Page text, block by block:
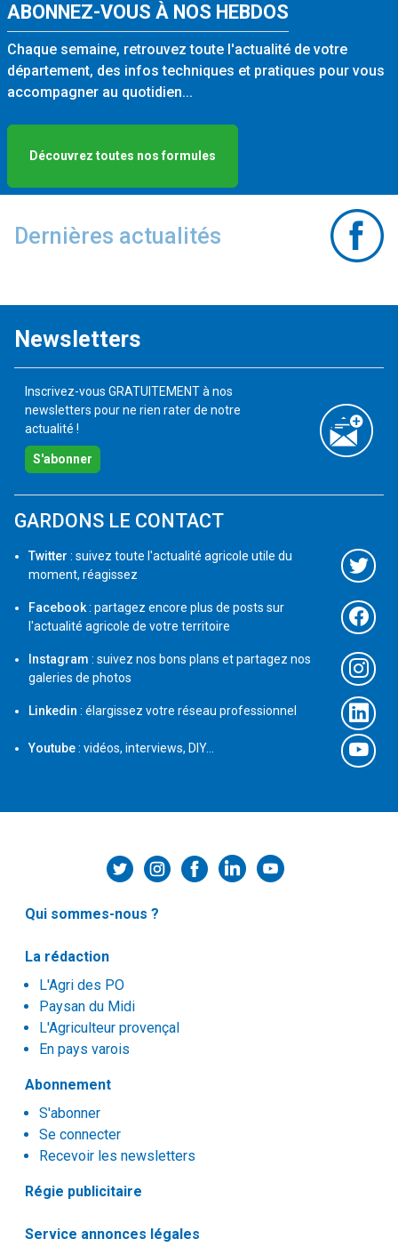
ABONNEZ-VOUS À NOS HEBDOS
Chaque semaine, retrouvez toute l'actualité de votre
département, des infos techniques et pratiques pour vous
accompagner au quotidien...
Découvrez toutes nos formules
Dernières actualités
Newsletters
Inscrivez-vous GRATUITEMENT à nos
newsletters pour ne rien rater de notre
actualité !
S'abonner
GARDONS LE CONTACT
Twitter : suivez toute l'actualité agricole utile du
moment, réagissez
Facebook: partagez encore plus de posts sur
l'actualité agricole de votre territoire
Instagram : suivez nos bons plans et partagez nos
galeries de photos
Linkedin : élargissez votre réseau professionnel
Youtube: vidéos, interviews, DIY...
Qui sommes-nous ?
La rédaction
L'Agri des PO
Paysan du Midi
L'Agriculteur provençal
En pays varois
Abonnement
S'abonner
Se connecter
Recevoir les newsletters
Régie publicitaire
Service annonces légales